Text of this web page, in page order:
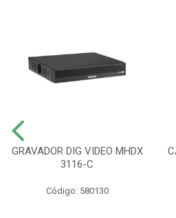
GRAVADOR DIG VIDEO MHDX
3116-C
Código: 580130